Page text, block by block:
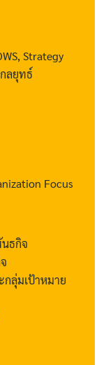
Strategy
ลยุทธ์
Focus
ธกิจ
กลุ่มเป้าหมาย